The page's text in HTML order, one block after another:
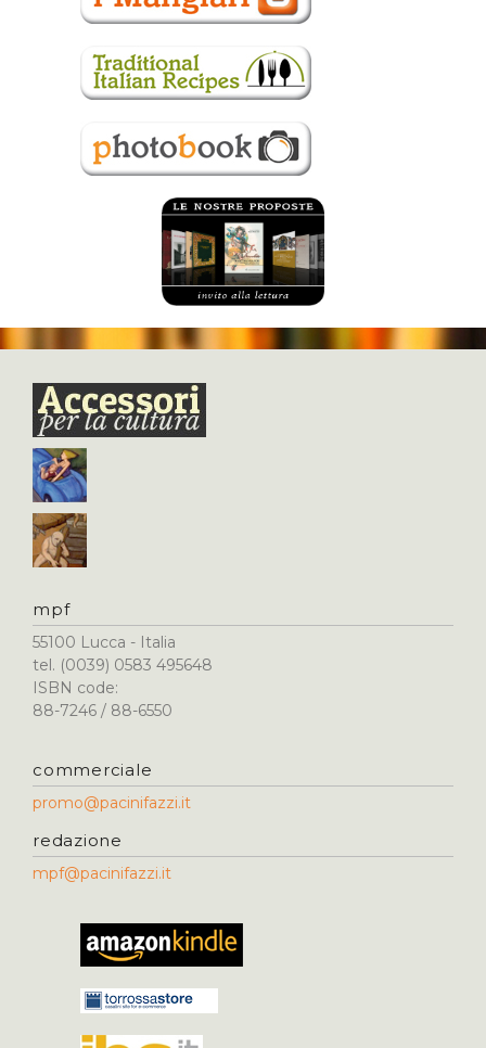
mpf
55100 Lucca - Italia
tel. (0039) 0583 495648
ISBN code:
88-7246 / 88-6550
commerciale
promo@pacinifazzi.it
redazione
mpf@pacinifazzi.it